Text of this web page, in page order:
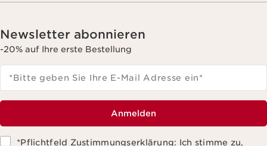
Newsletter abonnieren
-20% auf Ihre erste Bestellung
*Bitte geben Sie Ihre E-Mail Adresse ein*
Anmelden
*Pflichtfeld Zustimmungserklärung: Ich stimme zu,